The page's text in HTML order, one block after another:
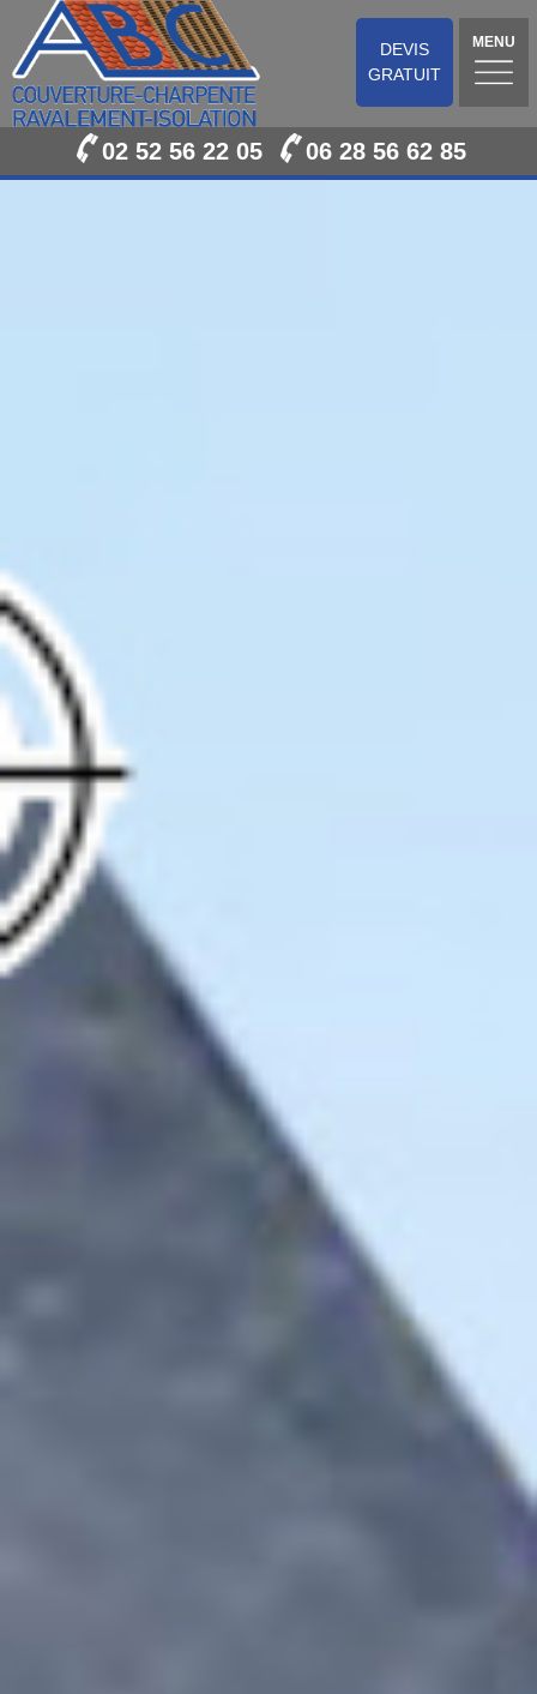
DEVIS
GRATUIT
MENU
02 52 56 22 05 06 28 56 62 85